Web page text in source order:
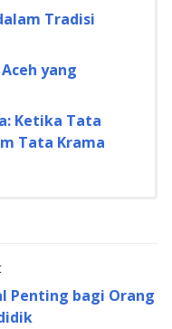
Tradisi
yang
Ketika Tata
Tata Krama
Penting bagi Orang